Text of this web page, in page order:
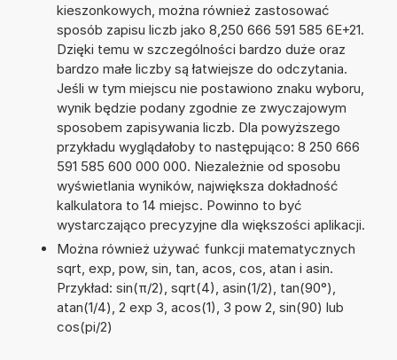
kieszonkowych, można również zastosować
sposób zapisu liczb jako 8,250 666 591 585 6E+21.
Dzięki temu w szczególności bardzo duże oraz
bardzo małe liczby są łatwiejsze do odczytania.
Jeśli w tym miejscu nie postawiono znaku wyboru,
wynik będzie podany zgodnie ze zwyczajowym
sposobem zapisywania liczb. Dla powyższego
przykładu wyglądałoby to następująco: 8 250 666
591 585 600 000 000. Niezależnie od sposobu
wyświetlania wyników, największa dokładność
kalkulatora to 14 miejsc. Powinno to być
wystarczająco precyzyjne dla większości aplikacji.
Można również używać funkcji matematycznych
sqrt, exp, pow, sin, tan, acos, cos, atan i asin.
Przykład: sin(π/2), sqrt(4), asin(1/2), tan(90°),
atan(1/4), 2 exp 3, acos(1), 3 pow 2, sin(90) lub
cos(pi/2)